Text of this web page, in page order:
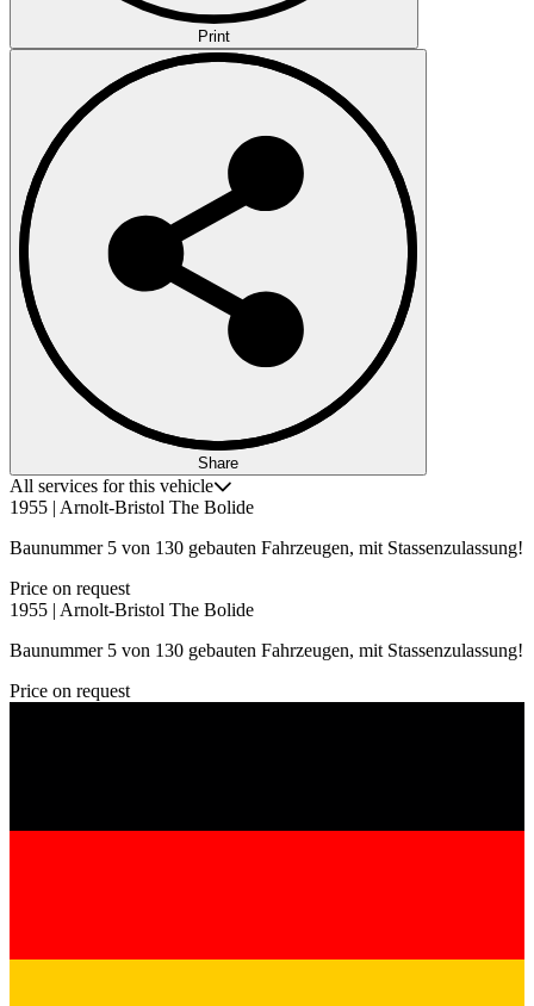
Print
Share
All services for this vehicle
1955 | Arnolt-Bristol The Bolide
Baunummer 5 von 130 gebauten Fahrzeugen, mit Stassenzulassung!
Price on request
1955 | Arnolt-Bristol The Bolide
Baunummer 5 von 130 gebauten Fahrzeugen, mit Stassenzulassung!
Price on request